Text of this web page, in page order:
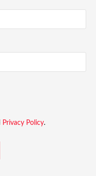
Privacy Policy.